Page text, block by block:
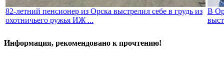
82-летний пенсионер из Орска выстрелил себе в грудь из
охотничьего ружья ИЖ ...
В
Информация, рекомендовано к прочтению!